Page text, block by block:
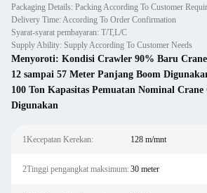
Packaging Details: Packing According To Customer
Delivery Time: According To Order Confirmation
Syarat-syarat pembayaran: T/T,L/C
Supply Ability: Supply According To Customer Needs
Menyoroti: Kondisi Crawler 90% Baru
12 sampai 57 Meter Panjang Boom
100 Ton Kapasitas Pemuatan Nominal
Digunakan
1Kecepatan Kerekan: 128 m/mnt
2Tinggi pengangkat maksimum:30 meter